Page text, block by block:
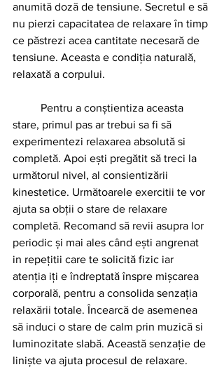
anumită doză de tensiune. Secretul e să
nu pierzi capacitatea de relaxare în timp
ce păstrezi acea cantitate necesară de
tensiune. Aceasta e condiția naturală,
relaxată a corpului.
stare, primul pas ar trebui sa fi să
experimentezi relaxarea absolută si
completă. Apoi ești pregătit să treci la
următorul nivel, al consientizării
kinestetice. Următoarele exercitii te vor
ajuta sa obții o stare de relaxare
completă. Recomand să revii asupra lor
periodic și mai ales când ești angrenat
in repețitii care te solicită fizic iar
atenția iți e îndreptată înspre mișcarea
corporală, pentru a consolida senzația
relaxării totale. Încearcă de asemenea
să induci o stare de calm prin muzică si
luminozitate slabă. Această senzație de
liniște va ajuta procesul de relaxare.